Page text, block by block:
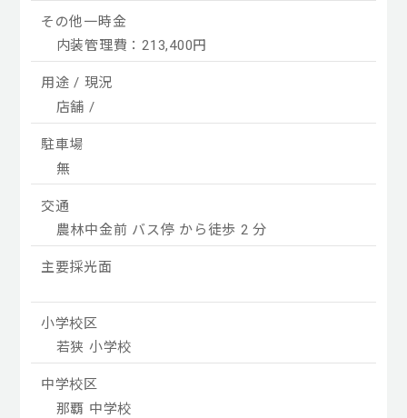
その他一時金
内装管理費：213,400円
用途 / 現況
店舗 /
駐車場
無
交通
農林中金前 バス停 から徒歩 2 分
主要採光面
小学校区
若狭 小学校
中学校区
那覇 中学校